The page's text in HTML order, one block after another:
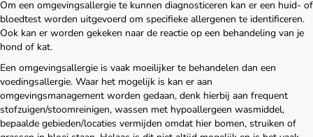
Om een omgevingsallergie te kunnen diagnosticeren kan er een huid- of
bloedtest worden uitgevoerd om specifieke allergenen te identificeren.
Ook kan er worden gekeken naar de reactie op een behandeling van je
hond of kat.
Een omgevingsallergie is vaak moeilijker te behandelen dan een
voedingsallergie. Waar het mogelijk is kan er aan
omgevingsmanagement worden gedaan, denk hierbij aan frequent
stofzuigen/stoomreinigen, wassen met hypoallergeen wasmiddel,
bepaalde gebieden/locaties vermijden omdat hier bomen, struiken of